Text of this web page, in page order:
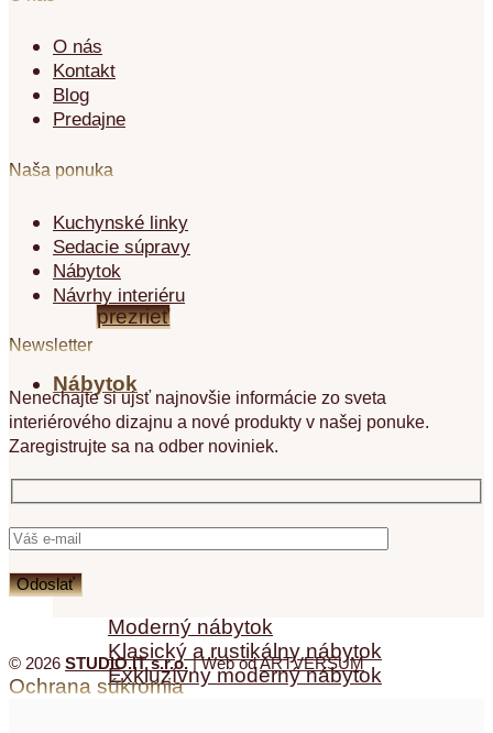
MODERNÉ KUCHYNE
CLOVER
prezrieť
Nábytok
Nábytok
Moderný nábytok
Klasický a rustikálny nábytok
Exkluzívny moderný nábytok
O nás
Kontakt
Blog
Predajne
Naša ponuka
Kuchynské linky
Sedacie súpravy
Nábytok
Návrhy interiéru
Newsletter
Nenechajte si ujsť najnovšie informácie zo sveta
interiérového dizajnu a nové produkty v našej ponuke.
Zaregistrujte sa na odber noviniek.
© 2026 STUDIO.IT s.r.o.| Web odARTVERSUM
Ochrana súkromia